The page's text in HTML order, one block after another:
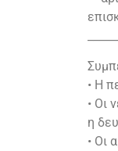
• Η
• Οι
η
• Οι